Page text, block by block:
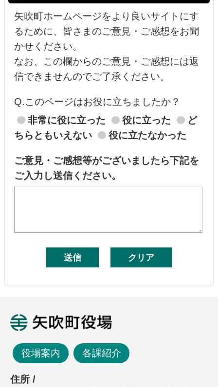
矢吹町ホームページをより良いサイトにす
るために、皆さまのご意見・ご感想をお聞
かせください。
なお、この欄からのご意見・ご感想には返
信できませんのでご了承ください。
Q.このページはお役に立ちましたか？
非常に役に立った
役に立った
ど
ちらともいえない
役に立たなかった
ご意見・ご感想等がございましたら下記を
ご入力し送信ください。
役場案内 各課紹介
住所 /